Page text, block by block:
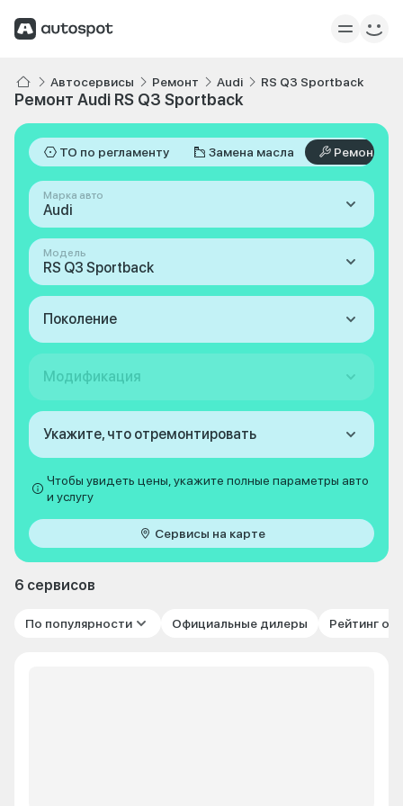
Автосервисы Ремонт Audi RS Q3 Sportback
Ремонт Audi RS Q3 Sportback
ТО по регламенту Замена масла Ремонт
Марка авто
Audi
Модель
RS Q3 Sportback
Поколение
Модификация
Укажите, что отремонтировать
Чтобы увидеть цены, укажите полные параметры авто
и услугу
Сервисы на карте
6 сервисов
По популярности Официальные дилеры Рейтинг